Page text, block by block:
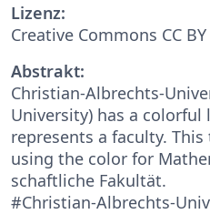
Lizenz:
Creative Commons CC
Abstrakt:
Christian-Albrechts-
University) has a colorful
represents a faculty.
using the color for
schaftliche Fakultät.
#Christian-Albrechts-